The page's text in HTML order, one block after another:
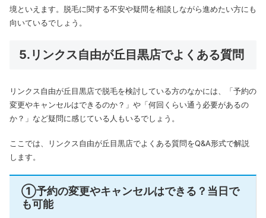
境といえます。脱毛に関する不安や疑問を相談しながら進めたい方にも
向いているでしょう。
5.リンクス自由が丘目黒店でよくある質問
リンクス自由が丘目黒店で脱毛を検討している方のなかには、「予約の
変更やキャンセルはできるのか？」や「何回くらい通う必要があるの
か？」など疑問に感じている人もいるでしょう。
ここでは、リンクス自由が丘目黒店でよくある質問をQ&A形式で解説
します。
①予約の変更やキャンセルはできる？当日で
も可能